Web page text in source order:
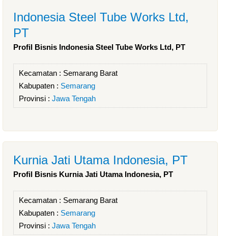
Indonesia Steel Tube Works Ltd,
PT
Profil Bisnis Indonesia Steel Tube Works Ltd, PT
Kecamatan : Semarang Barat
Kabupaten : Semarang
Provinsi : Jawa Tengah
Kurnia Jati Utama Indonesia, PT
Profil Bisnis Kurnia Jati Utama Indonesia, PT
Kecamatan : Semarang Barat
Kabupaten : Semarang
Provinsi : Jawa Tengah